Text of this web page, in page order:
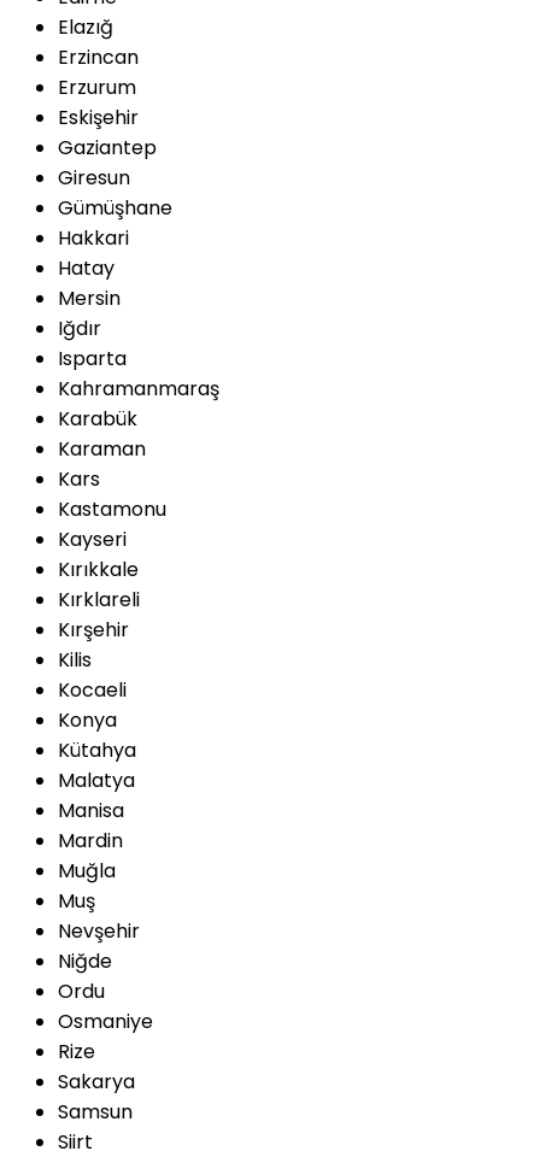
Elazığ
Erzincan
Erzurum
Eskişehir
Gaziantep
Giresun
Gümüşhane
Hakkari
Hatay
Mersin
Iğdır
Isparta
Kahramanmaraş
Karabük
Karaman
Kars
Kastamonu
Kayseri
Kırıkkale
Kırklareli
Kırşehir
Kilis
Kocaeli
Konya
Kütahya
Malatya
Manisa
Mardin
Muğla
Muş
Nevşehir
Niğde
Ordu
Osmaniye
Rize
Sakarya
Samsun
Siirt